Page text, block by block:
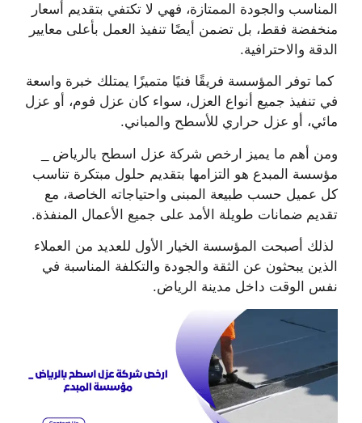
المناسب والجودة الممتازة، فهي لا تكتفي بتقديم أسعار
منخفضة فقط، بل تضمن أيضًا تنفيذ العمل بأعلى معايير
الدقة والاحترافية.
كما توفر المؤسسة فريقًا فنيًا متميزًا يمتلك خبرة واسعة
في تنفيذ جميع أنواع العزل، سواء كان عزل فوم، أو عزل
مائي، أو عزل حراري للأسطح والمباني.
ومن أهم ما يميز ارخص شركة عزل اسطح بالرياض _
مؤسسة المبدع هو التزامها بتقديم حلول مبتكرة تناسب
كل عميل حسب طبيعة المبنى واحتياجاته الخاصة، مع
تقديم ضمانات طويلة الأمد على جميع الأعمال المنفذة.
لذلك أصبحت المؤسسة الخيار الأول للعديد من العملاء
الذين يبحثون عن الثقة والجودة والتكلفة المناسبة في
نفس الوقت داخل مدينة الرياض.